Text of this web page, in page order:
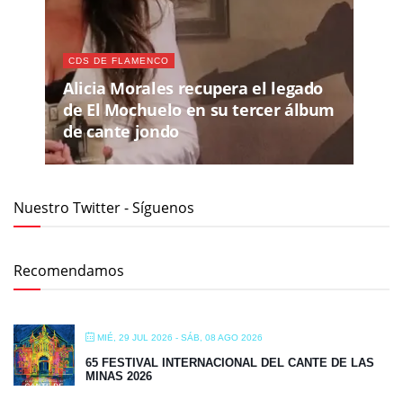
CDS DE FLAMENCO
Alicia Morales recupera el legado
de El Mochuelo en su tercer álbum
de cante jondo
Nuestro Twitter - Síguenos
Recomendamos
MIÉ, 29 JUL 2026 - SÁB, 08 AGO 2026
65 FESTIVAL INTERNACIONAL DEL CANTE DE LAS
MINAS 2026